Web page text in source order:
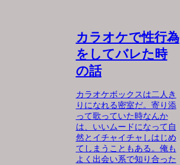
カラオケで性行為
をしてバレた時
の話
カラオケボックスは二人き
りになれる密室だ。寄り添
って歌っていた時なんか
は、いいムードになって自
然とイチャイチャしはじめ
てしまうこともある。俺も
よく出会い系で知り合った